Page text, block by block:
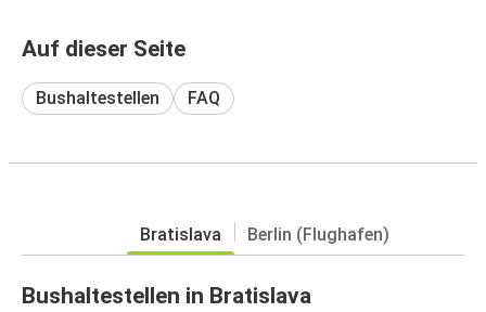
Auf dieser Seite
Bushaltestellen FAQ
Bratislava Berlin (Flughafen)
Bushaltestellen in Bratislava